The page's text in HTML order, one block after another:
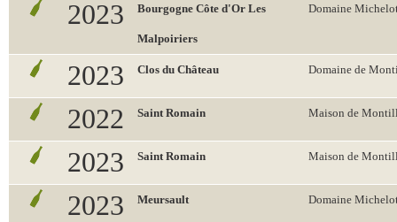
2023 Bourgogne Côte d'Or Les
Malpoiriers
Domaine
2023 Clos du Château Domaine de
2022 Saint Romain Maison de
2023 Saint Romain Maison de
2023 Meursault Domaine